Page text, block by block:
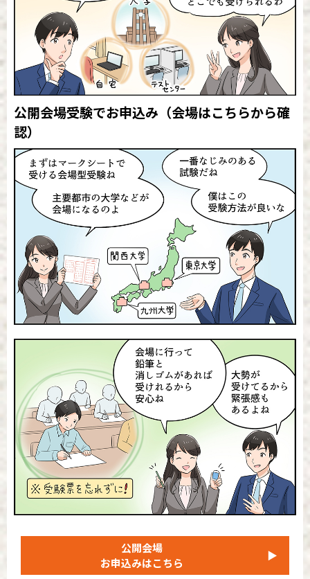
公開会場受験でお申込み （会場はこちらから確
認）
公開会場
お申込みはこちら
▶